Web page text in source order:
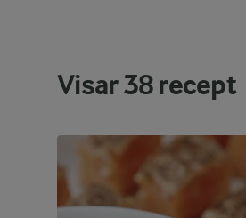
Visar38recept